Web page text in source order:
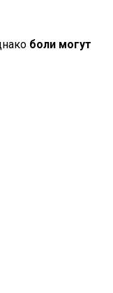
боли могут